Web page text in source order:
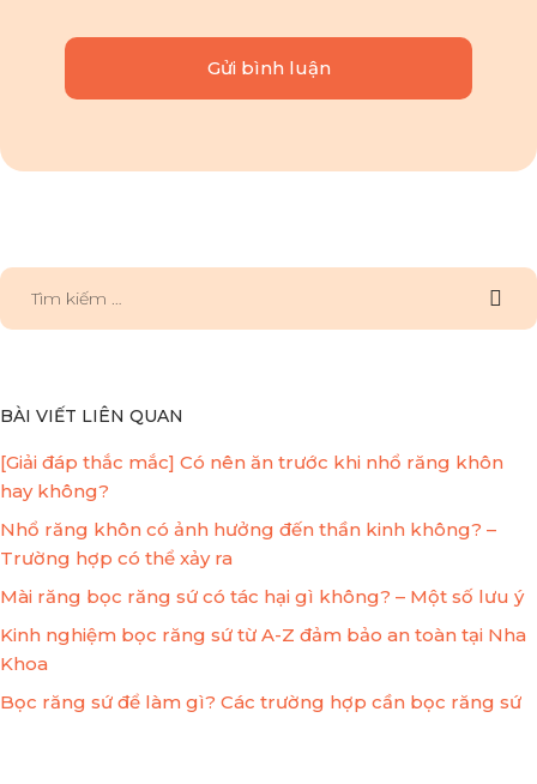
BÀI VIẾT LIÊN QUAN
[Giải đáp thắc mắc] Có nên ăn trước khi nhổ răng khôn
hay không?
Nhổ răng khôn có ảnh hưởng đến thần kinh không? –
Trường hợp có thể xảy ra
Mài răng bọc răng sứ có tác hại gì không? – Một số lưu ý
Kinh nghiệm bọc răng sứ từ A-Z đảm bảo an toàn tại Nha
Khoa
Bọc răng sứ để làm gì? Các trường hợp cần bọc răng sứ